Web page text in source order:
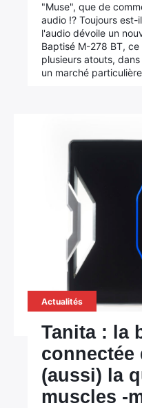
"Muse", que de
audio !? Toujours
l'audio dévoile un
Baptisé M-278 BT,
plusieurs atouts,
un marché
Actualités
Tanita : la
connectée
(aussi) la
muscles -